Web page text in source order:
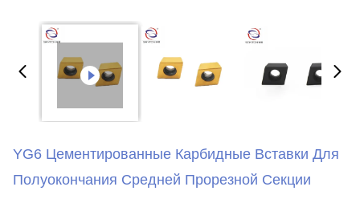
YG6 Цементированные Карбидные Вставки Для
Полуокончания Средней Прорезной Секции